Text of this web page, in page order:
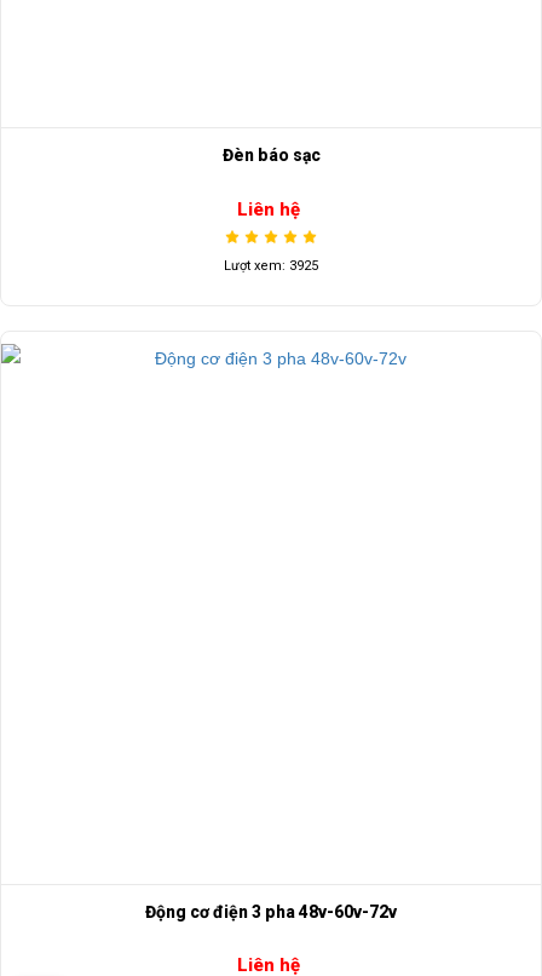
Đèn báo sạc
Liên hệ
Lượt xem: 3925
Động cơ điện 3 pha 48v-60v-72v
Liên hệ